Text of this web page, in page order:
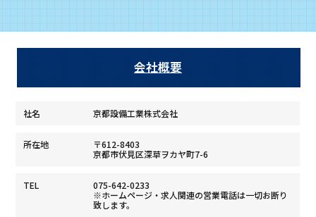
会社概要
社名 京都設備工業株式会社
所在地
〒612-8403
京都市伏見区深草ヲカヤ町7-6
TEL
075-642-0233
※ホームページ・求人関連の営業電話は一切お断り
致します。